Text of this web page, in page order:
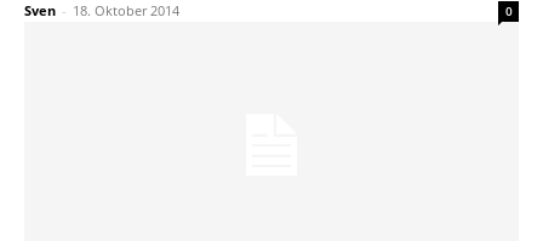
Sven - 18. Oktober 2014 0